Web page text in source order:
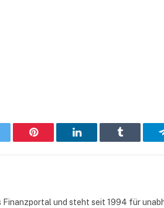
Pinterest LinkedIn Tumblr
Finanzportal und steht seit 1994 für